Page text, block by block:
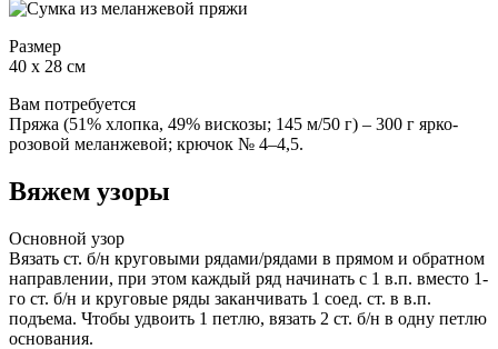
Размер
40 х 28 см
Вам потребуется
Пряжа (51% хлопка, 49% вискозы; 145 м/50 г) – 300 г ярко-
розовой меланжевой; крючок № 4–4,5.
Вяжем узоры
Основной узор
Вязать ст. б/н круговыми рядами/рядами в прямом и обратном
направлении, при этом каждый ряд начинать с 1 в.п. вместо 1-
го ст. б/н и круговые ряды заканчивать 1 соед. ст. в в.п.
подъема. Чтобы удвоить 1 петлю, вязать 2 ст. б/н в одну петлю
основания.